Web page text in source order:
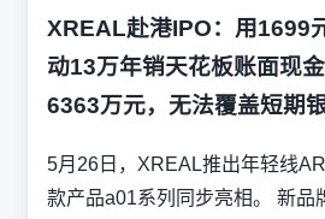
XREAL赴港IPO：用1699
动13万年销天花板账面现
6363万元，无法覆盖短期
5月26日，XREAL推出年轻线
款产品a01系列同步亮相。 新品